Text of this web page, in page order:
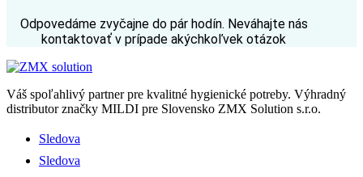
Odpovedáme zvyčajne do pár hodín. Neváhajte nás
kontaktovať v prípade akýchkoľvek otázok
Váš spoľahlivý partner pre kvalitné hygienické potreby. Výhradný
distributor značky MILDI pre Slovensko ZMX Solution s.r.o.
Sledova
Sledova